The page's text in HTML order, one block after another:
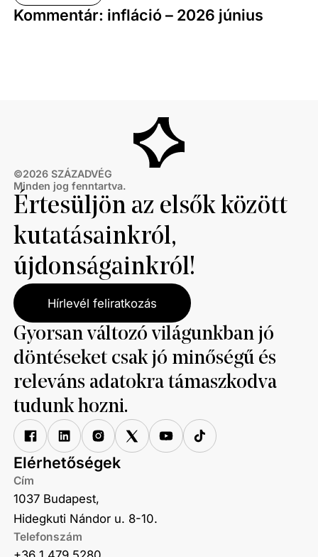
Kommentár: infláció – 2026 június
©2026 SZÁZADVÉG
Minden jog fenntartva.
Értesüljön az elsők között
kutatásainkról,
újdonságainkról!
Hírlevél feliratkozás
Gyorsan változó világunkban jó
döntéseket csak jó minőségű és
releváns adatokra támaszkodva
tudunk hozni.
Elérhetőségek
Cím
1037 Budapest,
Hidegkuti Nándor u. 8-10.
Telefonszám